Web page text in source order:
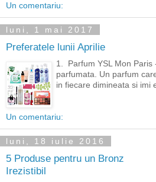
Un comentariu:
luni, 1 mai 2017
Preferatele lunii Aprilie
1. Parfum YSL Mon Paris
parfumata. Un parfum
in fiecare dimineata si imi
Un comentariu:
luni, 18 iulie 2016
5 Produse pentru un Bronz
Irezistibil